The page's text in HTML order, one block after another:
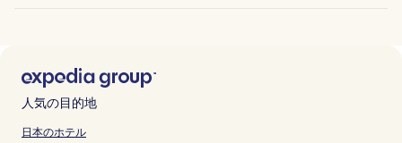
人気の目的地
日本のホテル